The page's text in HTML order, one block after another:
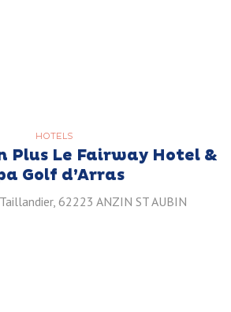
HOTELS
Plus Le Fairway Hotel &
Golf d’Arras
62223 ANZIN ST AUBIN